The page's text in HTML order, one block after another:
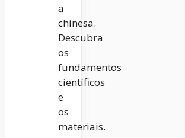
a
chinesa.
Descubra
os
fundamentos
científicos
e
os
materiais.